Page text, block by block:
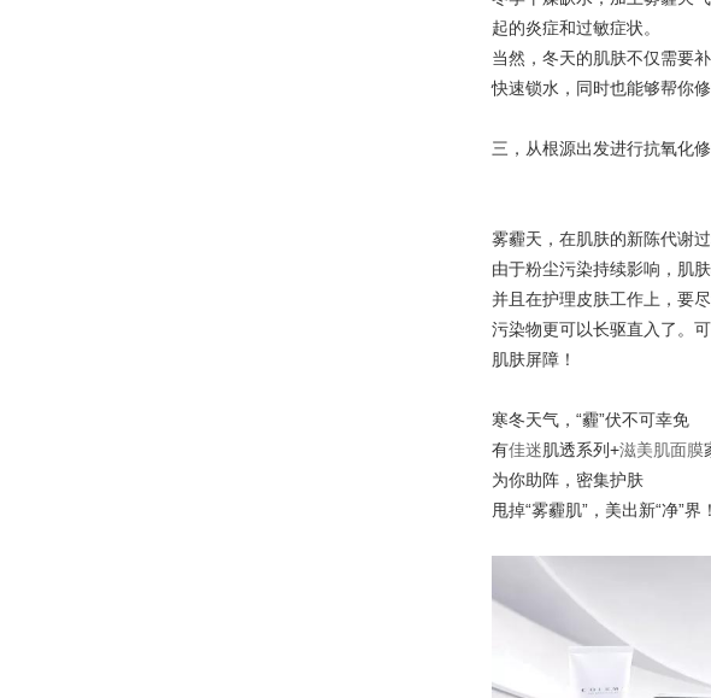
起的炎症和过敏症状。
当然，冬天的肌肤不仅需要
快速锁水，同时也能够帮你修
三，从根源出发进行抗氧化
雾霾天，在肌肤的新陈代谢
由于粉尘污染持续影响，肌
并且在护理皮肤工作上，要
污染物更可以长驱直入了。
肌肤屏障！
寒冬天气，“霾”伏不可幸免
有佳迷肌透系列+滋美肌面膜
为你助阵，密集护肤
甩掉“雾霾肌”，美出新“净”界！